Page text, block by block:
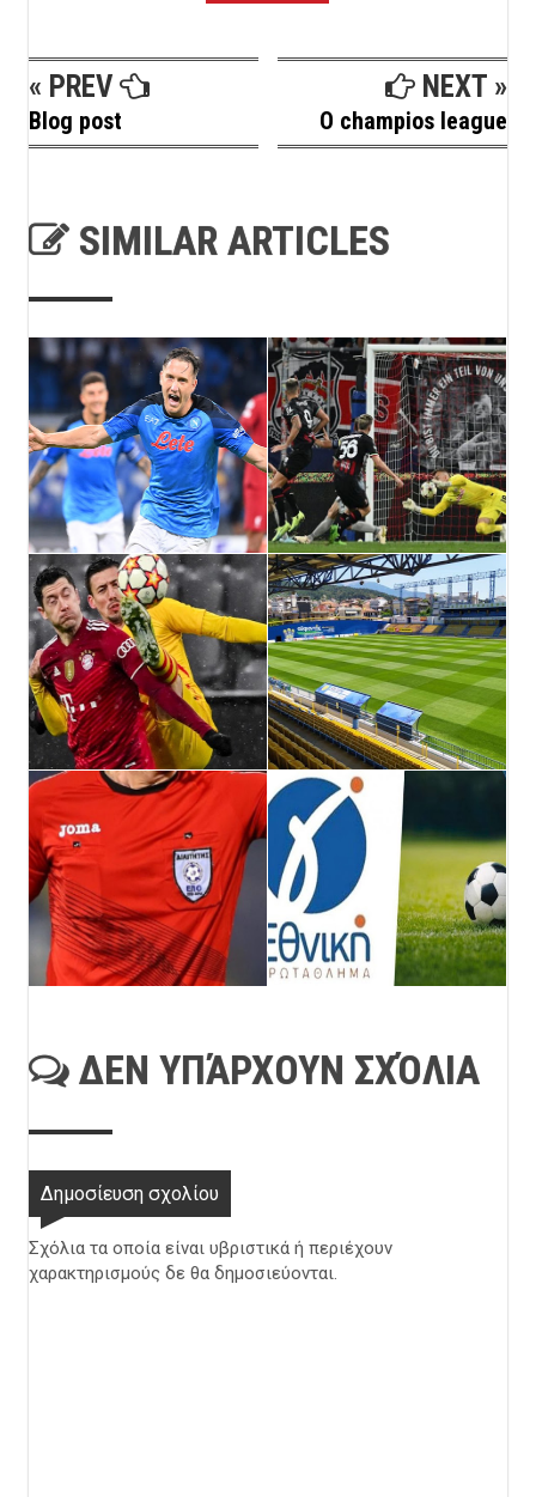
« PREV
Blog post
NEXT »
O champios league
SIMILAR ARTICLES
ΔΕΝ ΥΠΆΡΧΟΥΝ ΣΧΌΛΙΑ
Δημοσίευση σχολίου
Σχόλια τα οποία είναι υβριστικά ή περιέχουν
χαρακτηρισμούς δε θα δημοσιεύονται.